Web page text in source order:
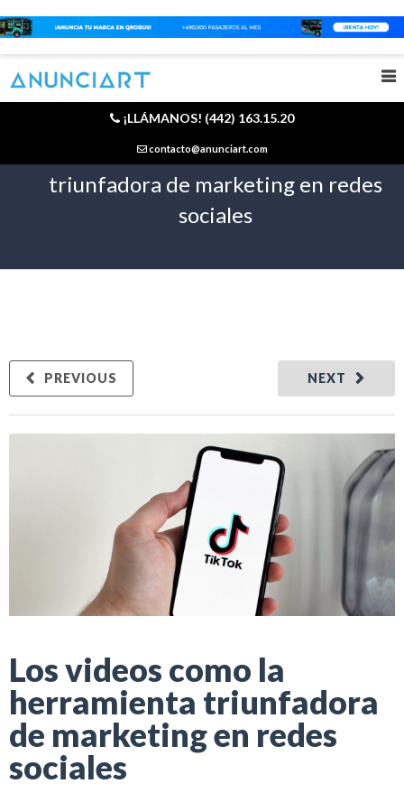
Los videos como la herramienta
triunfadora de marketing en redes
sociales
NEXT
PREVIOUS
Los videos como la
herramienta triunfadora
de marketing en redes
sociales
¡LLÁMANOS! (442) 163.15.20
contacto@anunciart.com